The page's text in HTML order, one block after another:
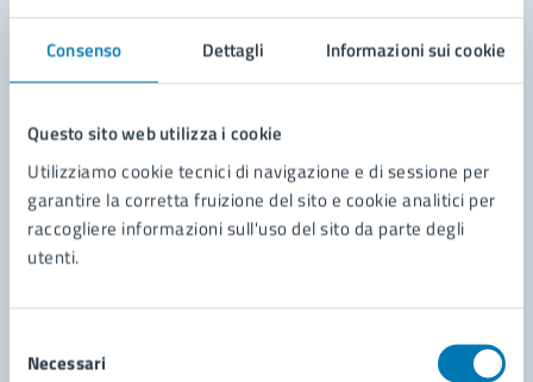
Consenso Dettagli Informazioni sui cookie
Questo sito web utilizza i cookie
Utilizziamo cookie tecnici di navigazione e di sessione per
garantire la corretta fruizione del sito e cookie analitici per
raccogliere informazioni sull'uso del sito da parte degli
utenti.
delNecessari
Contatta il comune
Richiedi assistenza
Prenota appuntamento
Problemi in città